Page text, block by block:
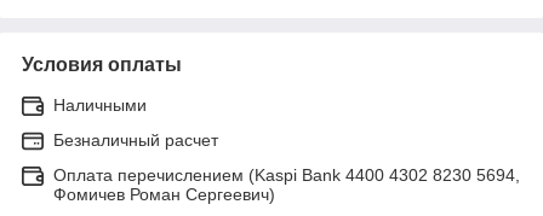
Условия оплаты
Наличными
Безналичный расчет
Оплата перечислением (Kaspi Bank 4400 4302 8230 5694,
Фомичев Роман Сергеевич)